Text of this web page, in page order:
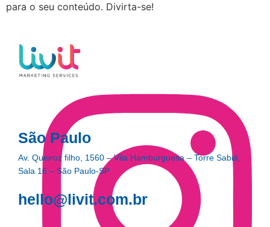
para o seu conteúdo. Divirta-se!
São Paulo
Av. Queiroz filho, 1560 – Vila Hamburguesa – Torre Sabiá,
Sala 16 – São Paulo-SP
hello@livit.com.br